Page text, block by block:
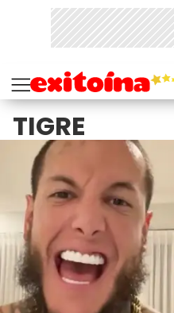
TIGRE